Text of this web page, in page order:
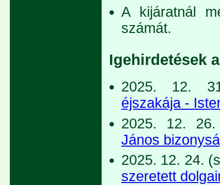
A kijáratnál
számát.
Igehirdetések
2025. 12.
éjszakája -
2025. 12.
János
2025. 12. 24.
szeretett